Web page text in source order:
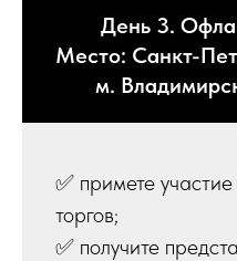
День 3.
Место: Санкт-
м.
✅ примете
торгов;
✅ получите